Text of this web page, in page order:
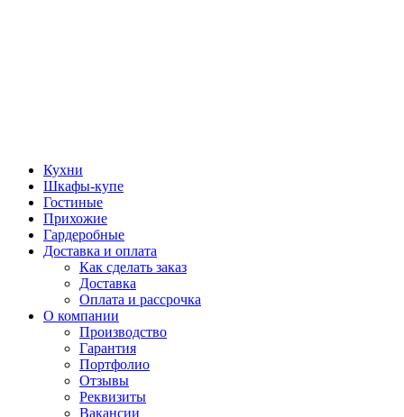
Кухни
Шкафы-купе
Гостиные
Прихожие
Гардеробные
Доставка и оплата
Как сделать заказ
Доставка
Оплата и рассрочка
О компании
Производство
Гарантия
Портфолио
Отзывы
Реквизиты
Вакансии